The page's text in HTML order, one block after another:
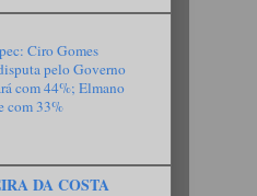
Ciro Gomes
pelo Governo
com 44%; Elmano
com 33%
DA COSTA